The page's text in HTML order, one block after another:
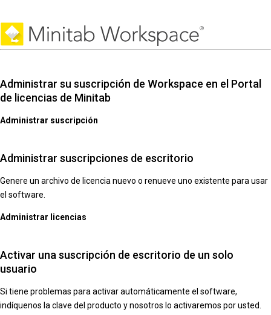
Administrar su suscripción de Workspace en el Portal
de licencias de Minitab
Administrar suscripción
Administrar suscripciones de escritorio
Genere un archivo de licencia nuevo o renueve uno existente para usar
el software.
Administrar licencias
Activar una suscripción de escritorio de un solo
usuario
Si tiene problemas para activar automáticamente el software,
indíquenos la clave del producto y nosotros lo activaremos por usted.